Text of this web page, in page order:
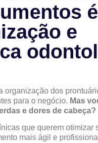
é
e
organização dos
para o negócio. Mas
e dores de cabeça?
que querem otimizar
mais ágil e